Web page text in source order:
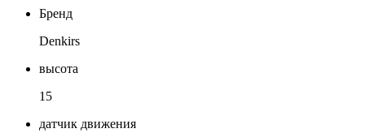
Бренд
Denkirs
высота
15
датчик движения